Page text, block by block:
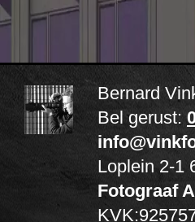
Bernard
Bel gerust:
Loplein 2-1
Fotograaf